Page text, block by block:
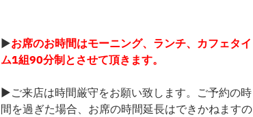
▶お席のお時間はモーニング、ランチ、カフェタイ
ム1組90分制とさせて頂きます。
▶ご来店は時間厳守をお願い致します。ご予約の時
間を過ぎた場合、お席の時間延長はできかねますの